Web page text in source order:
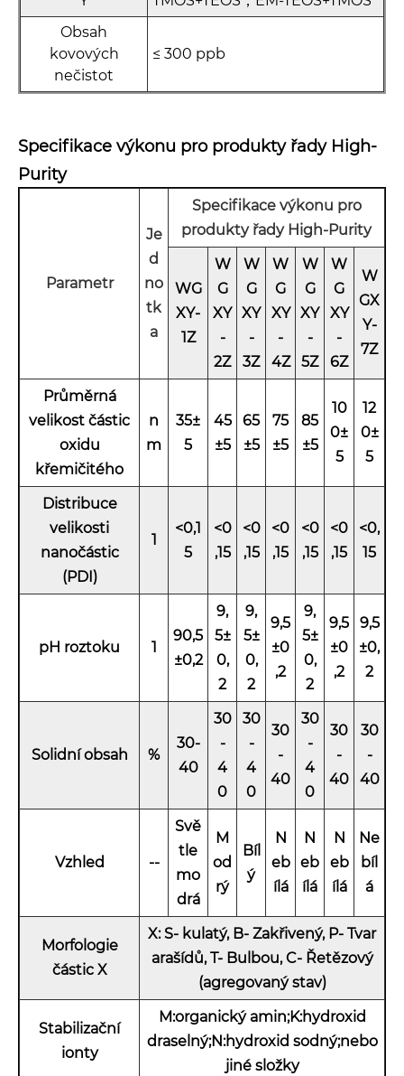
Obsah
kovových
nečistot
≤ 300 ppb
Specifikace výkonu pro produkty řady High-
Purity
Parametr
Je
d
no
tk
a
Specifikace výkonu pro
produkty řady High-Purity
WG
XY-
1Z
W
G
XY
-
2Z
W
G
XY
-
3Z
W
G
XY
-
4Z
W
G
XY
-
5Z
W
G
XY
-
6Z
W
GX
Y-
7Z
Průměrná
velikost částic
oxidu
křemičitého
n
m
35±
5
45
±5
65
±5
75
±5
85
±5
10
0±
5
12
0±
5
Distribuce
velikosti
nanočástic
(PDI)
1
<0,1
5
<0
,15
<0
,15
<0
,15
<0
,15
<0
,15
<0,
15
pH roztoku 1
90,5
±0,2
9,
5±
0,
2
9,
5±
0,
2
9,5
±0
,2
9,
5±
0,
2
9,5
±0
,2
9,5
±0,
2
Solidní obsah %
30-
40
30
-
4
0
30
-
4
0
30
-
40
30
-
4
0
30
-
40
30
-
40
Vzhled --
Svě
tle
mo
drá
M
od
rý
Bíl
ý
N
eb
ílá
N
eb
ílá
N
eb
ílá
Ne
bíl
á
Morfologie
částic X
X: S- kulatý, B- Zakřivený, P- Tvar
arašídů, T- Bulbou, C- Řetězový
(agregovaný stav)
Stabilizační
ionty
M:organický amin;K:hydroxid
draselný;N:hydroxid sodný;nebo
jiné složky